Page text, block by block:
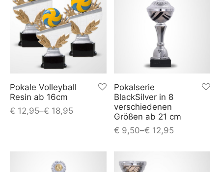
Pokale Volleyball
Resin ab 16cm
€ 12,95–€ 18,95
Pokalserie
BlackSilver in 8
verschiedenen
Größen ab 21 cm
€ 9,50–€ 12,95